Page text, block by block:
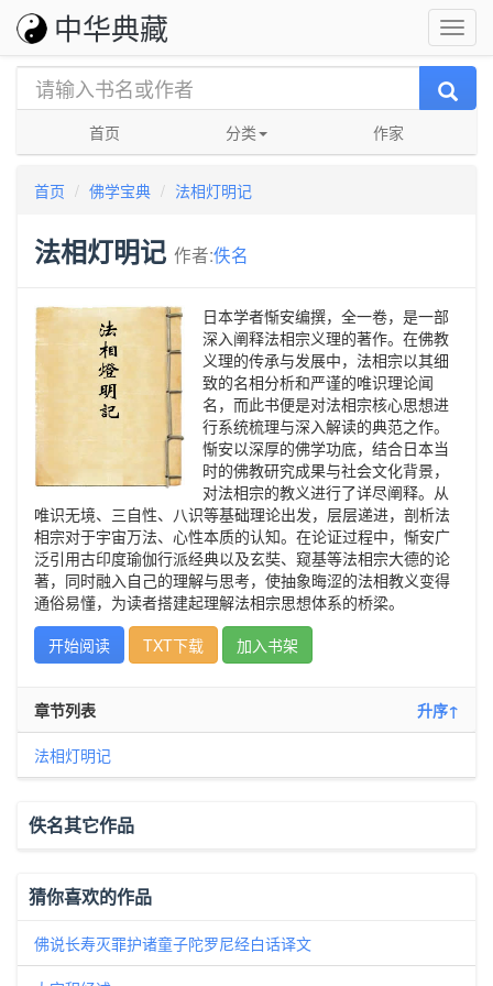
中华典藏
首页 分类 作家
首页 佛学宝典 法相灯明记
法相灯明记 作者:佚名
日本学者惭安编撰，全一卷，是一部
深入阐释法相宗义理的著作。在佛教
义理的传承与发展中，法相宗以其细
致的名相分析和严谨的唯识理论闻
名，而此书便是对法相宗核心思想进
行系统梳理与深入解读的典范之作。
惭安以深厚的佛学功底，结合日本当
时的佛教研究成果与社会文化背景，
对法相宗的教义进行了详尽阐释。从
唯识无境、三自性、八识等基础理论出发，层层递进，剖析法
相宗对于宇宙万法、心性本质的认知。在论证过程中，惭安广
泛引用古印度瑜伽行派经典以及玄奘、窥基等法相宗大德的论
著，同时融入自己的理解与思考，使抽象晦涩的法相教义变得
通俗易懂，为读者搭建起理解法相宗思想体系的桥梁。
开始阅读
TXT下载 加入书架
章节列表 升序↑
法相灯明记
佚名其它作品
猜你喜欢的作品
佛说长寿灭罪护诸童子陀罗尼经白话译文